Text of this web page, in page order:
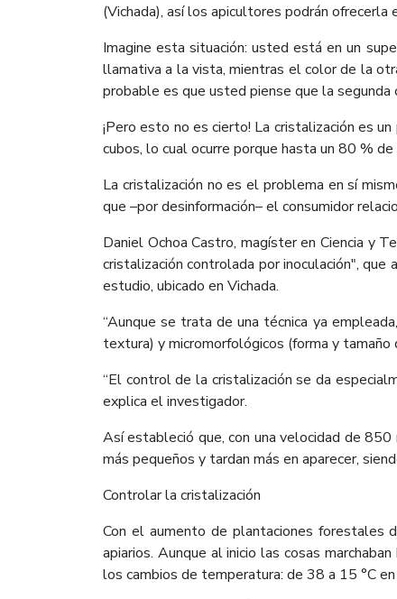
(Vichada), así los apicultores podrán
Imagine esta situación: usted está en un
llamativa a la vista, mientras el color de la
probable es que usted piense que la
¡Pero esto no es cierto! La cristalización es
cubos, lo cual ocurre porque hasta un 80 %
La cristalización no es el problema en sí
que –por desinformación– el consumidor
Daniel Ochoa Castro, magíster en Ciencia y
cristalización controlada por inoculación",
estudio, ubicado en Vichada.
“Aunque se trata de una técnica ya
textura) y micromorfológicos (forma y
“El control de la cristalización se da
explica el investigador.
Así estableció que, con una velocidad de
más pequeños y tardan más en aparecer,
Controlar la cristalización
Con el aumento de plantaciones forestales
apiarios. Aunque al inicio las cosas
los cambios de temperatura: de 38 a 15 °C